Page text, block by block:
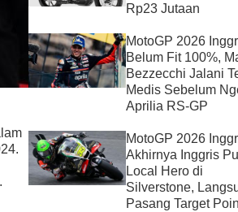
Rp23 Jutaan
MotoGP 2026
Belum Fit 100%,
Bezzecchi Jalani
Medis Sebelum
Aprilia RS-GP
MotoGP 2026
Akhirnya Inggris
Local Hero di
Silverstone,
Pasang Target Poin